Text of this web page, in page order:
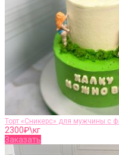
Торт «Сникерс» для мужчины с
2300₽\кг
Заказать